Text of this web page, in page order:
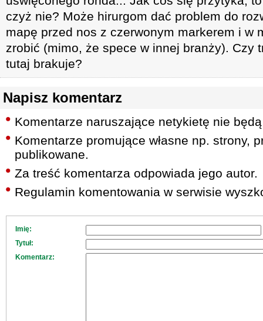
czyż nie? Może hirurgom dać problem do
mapę przed nos z czerwonym markerem i w
zrobić (mimo, że spece w innej branży). Czy
tutaj brakuje?
Napisz komentarz
Komentarze naruszające netykietę nie
Komentarze promujące własne np. strony,
publikowane.
Za treść komentarza odpowiada jego autor.
Regulamin komentowania w serwisie
Imię:
Tytuł:
Komentarz: